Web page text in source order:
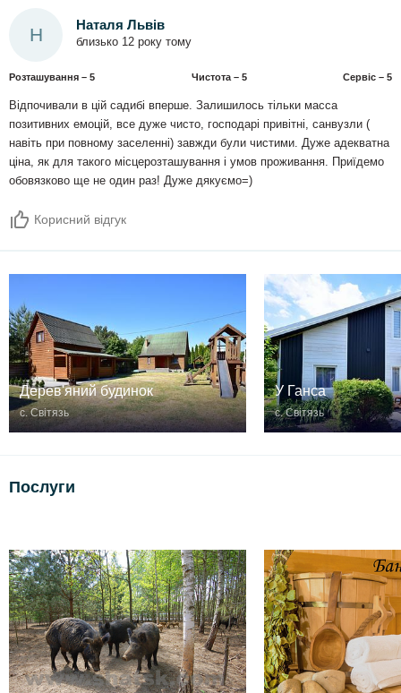
Н Наталя Львів
близько 12 року тому
Розташування – 5 Чистота – 5 Сервіс – 5
Відпочивали в цій садибі вперше. Залишилось тільки масса
позитивних емоцій, все дуже чисто, господарі привітні, санвузли (
навіть при повному заселенні) завжди були чистими. Дуже адекватна
ціна, як для такого місцерозташування і умов проживання. Приїдемо
обовязково ще не один раз! Дуже дякуємо=)
Корисний відгук
Дерев'яний будинок
с. Світязь
У Ганса
c. Світязь
Послуги